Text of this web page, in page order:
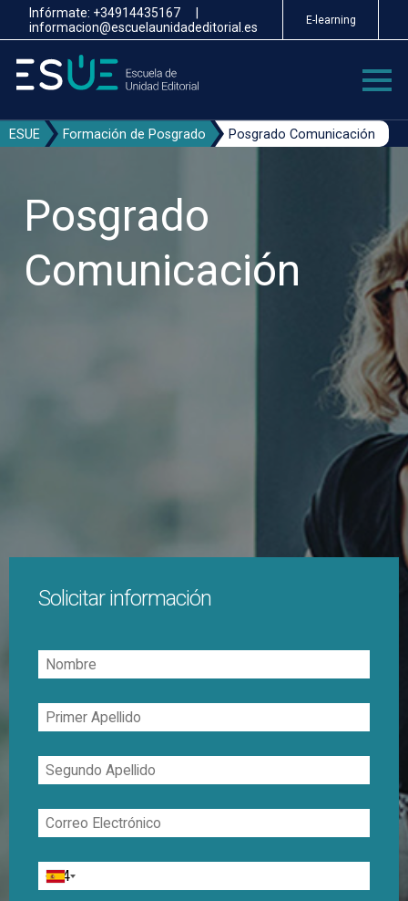
Pasar
contenido
principal
Infórmate: +34914435167
|
informacion@escuelaunidadeditorial.es
E-learning
ESUE Formación de Posgrado Posgrado Comunicación
Posgrado
Comunicación
Solicitar información
Nombre
Primer
Apellido
Segundo
Apellido
Correo
Electrónico
Teléfono